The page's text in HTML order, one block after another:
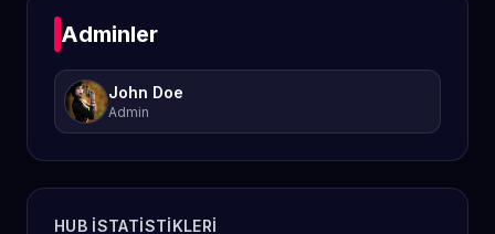
Adminler
John Doe
Admin
HUB ISTATISTIKLERI